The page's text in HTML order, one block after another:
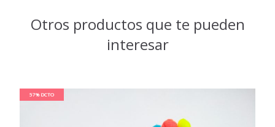
Otros productos que te pueden
interesar
57% DCTO